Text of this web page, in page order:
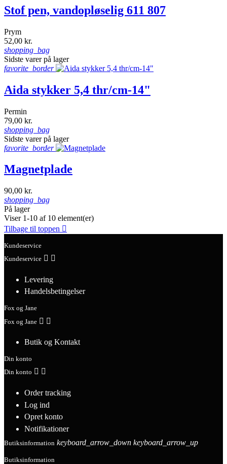
Stof pen, vandopløselig 611 807
Prym
52,00 kr.
shopping_bag
Sidste varer på lager
favorite_border
Aida stykker 5,4 thr/cm-14"
Permin
79,00 kr.
shopping_bag
Sidste varer på lager
favorite_border
Magnetplade
90,00 kr.
shopping_bag
På lager
Viser 1-10 af 10 element(er)
Tilbage til toppen 
Kundeservice
Kundeservice  
Levering
Handelsbetingelser
Fox og Jane
Fox og Jane  
Butik og Kontakt
Din konto
Din konto  
Order tracking
Log ind
Opret konto
Notifikationer
Butiksinformation keyboard_arrow_down keyboard_arrow_up
Butiksinformation